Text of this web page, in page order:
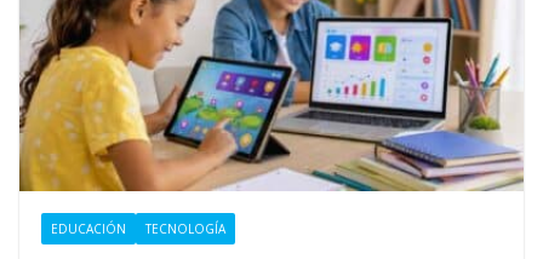
EDUCACIÓN TECNOLOGÍA